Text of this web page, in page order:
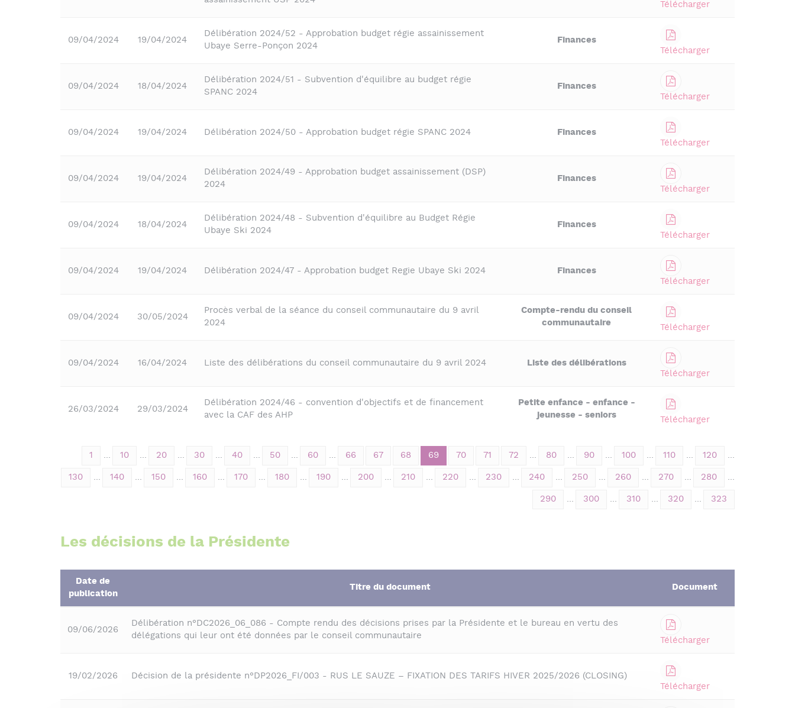
Télécharger
09/04/2024 19/04/2024
Délibération 2024/52 - Approbation budget régie assainissement
Ubaye Serre-Ponçon 2024
Finances
Télécharger
09/04/2024 18/04/2024
Délibération 2024/51 - Subvention d'équilibre au budget régie
SPANC 2024
Finances
Télécharger
09/04/2024 19/04/2024 Délibération 2024/50 - Approbation budget régie SPANC 2024
Finances
Télécharger
09/04/2024 19/04/2024
Délibération 2024/49 - Approbation budget assainissement (DSP)
2024
Finances
Télécharger
09/04/2024 18/04/2024
Délibération 2024/48 - Subvention d'équilibre au Budget Régie
Ubaye Ski 2024
Finances
Télécharger
09/04/2024 19/04/2024 Délibération 2024/47 - Approbation budget Regie Ubaye Ski 2024
Finances
Télécharger
09/04/2024 30/05/2024
Procès verbal de la séance du conseil communautaire du 9 avril
2024
Compte-rendu du conseil
communautaire
Télécharger
09/04/2024 16/04/2024 Liste des délibérations du conseil communautaire du 9 avril 2024
Liste des délibérations
Télécharger
26/03/2024 29/03/2024
Délibération 2024/46 - convention d'objectifs et de financement
avec la CAF des AHP
Petite enfance - enfance -
jeunesse - seniors
Télécharger
1 ... 10 ... 20 ... 30 ... 40 ... 50 ... 60 ... 66 67 68 69 70 71 72 ... 80 ... 90 ... 100 ... 110 ... 120 ...
130 ... 140 ... 150 ... 160 ... 170 ... 180 ... 190 ... 200 ... 210 ... 220 ... 230 ... 240 ... 250 ... 260 ... 270 ... 280 ...
290 ... 300 ... 310 ... 320 ... 323
Les décisions de la Présidente
Date de
publication
Titre du document Document
09/06/2026
Délibération n°DC2026_06_086 - Compte rendu des décisions prises par la Présidente et le bureau en vertu des
délégations qui leur ont été données par le conseil communautaire
Télécharger
19/02/2026
Décision de la présidente n°DP2026_FI/003 - RUS LE SAUZE – FIXATION DES TARIFS HIVER 2025/2026 (CLOSING)
Télécharger